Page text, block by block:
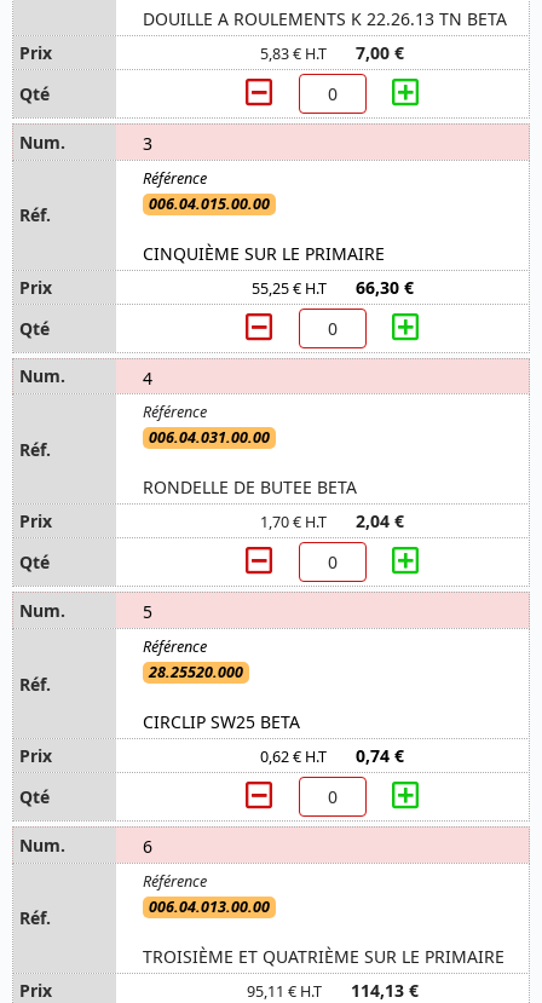
DOUILLE A ROULEMENTS K 22.26.13 TN BETA
5,83 € H.T 7,00 €
3
006.04.015.00.00
CINQUIÈME SUR LE PRIMAIRE
55,25 € H.T 66,30 €
4
006.04.031.00.00
RONDELLE DE BUTEE BETA
1,70 € H.T 2,04 €
5
28.25520.000
CIRCLIP SW25 BETA
0,62 € H.T 0,74 €
6
006.04.013.00.00
TROISIÈME ET QUATRIÈME SUR LE PRIMAIRE
95,11 € H.T 114,13 €